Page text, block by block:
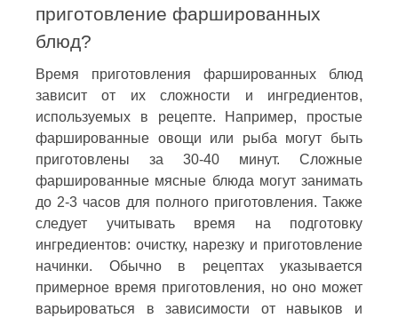
приготовление фаршированных
блюд?
Время приготовления фаршированных блюд
зависит от их сложности и ингредиентов,
используемых в рецепте. Например, простые
фаршированные овощи или рыба могут быть
приготовлены за 30-40 минут. Сложные
фаршированные мясные блюда могут занимать
до 2-3 часов для полного приготовления. Также
следует учитывать время на подготовку
ингредиентов: очистку, нарезку и приготовление
начинки. Обычно в рецептах указывается
примерное время приготовления, но оно может
варьироваться в зависимости от навыков и